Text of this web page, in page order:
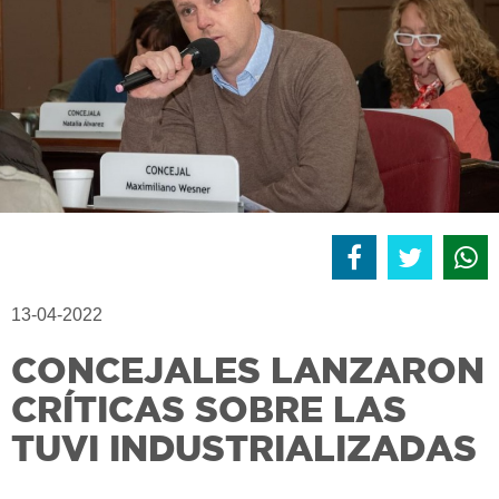
13-04-2022
CONCEJALES LANZARON
CRÍTICAS SOBRE LAS
TUVI INDUSTRIALIZADAS